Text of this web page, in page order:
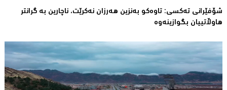
شۆفێرانى تەکسى: تاوەکو بەنزین هەرزان نەکرێت، ناچارین بە گرانتر
هاوڵاتییان بگوازینەوە